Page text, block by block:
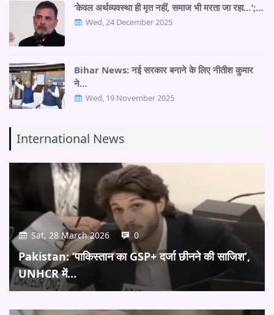
‘केवल अर्थव्यवस्था ही मृत नहीं, समाज भी मरता जा रहा…’;…
Wed, 24 December 2025
Bihar News: नई सरकार बनाने के लिए नीतीश कुमार
ने…
Wed, 19 November 2025
International News
Sat, 28 March 2026 0
Pakistan: ‘पाकिस्तान का GSP+ दर्जा छीनने की साजिश’,
UNHCR में…